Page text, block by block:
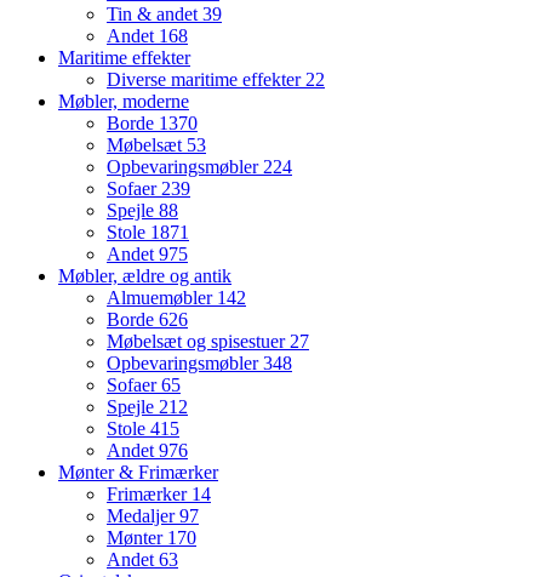
Tin & andet 39
Andet 168
Maritime effekter
Diverse maritime effekter 22
Møbler, moderne
Borde 1370
Møbelsæt 53
Opbevaringsmøbler 224
Sofaer 239
Spejle 88
Stole 1871
Andet 975
Møbler, ældre og antik
Almuemøbler 142
Borde 626
Møbelsæt og spisestuer 27
Opbevaringsmøbler348
Sofaer65
Spejle 212
Stole 415
Andet 976
Mønter & Frimærker
Frimærker 14
Medaljer97
Mønter 170
Andet 63